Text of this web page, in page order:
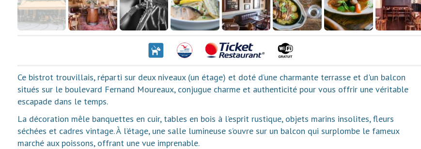
Ce bistrot trouvillais, réparti sur deux niveaux (un étage) et doté d’une charmante terrasse et d'un balcon
situés sur le boulevard Fernand Moureaux, conjugue charme et authenticité pour vous offrir une véritable
escapade dans le temps.
La décoration mêle banquettes en cuir, tables en bois à l’esprit rustique, objets marins insolites, fleurs
séchées et cadres vintage. À l’étage, une salle lumineuse s’ouvre sur un balcon qui surplombe le fameux
marché aux poissons, offrant une vue imprenable.